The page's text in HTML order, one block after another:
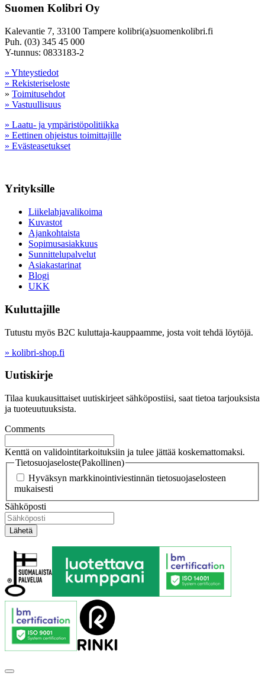
Suomen Kolibri Oy
Kalevantie 7, 33100 Tampere kolibri(a)suomenkolibri.fi
Puh. (03) 345 45 000
Y-tunnus: 0833183-2
» Yhteystiedot
» Rekisteriseloste
» Toimitusehdot
» Vastuullisuus
» Laatu- ja ympäristöpolitiikka
» Eettinen ohjeistus toimittajille
» Evästeasetukset
Yrityksille
Liikelahjavalikoima
Kuvastot
Ajankohtaista
Sopimusasiakkuus
Sunnittelupalvelut
Asiakastarinat
Blogi
UKK
Kuluttajille
Tutustu myös B2C kuluttaja-kauppaamme, josta voit tehdä löytöjä.
» kolibri-shop.fi
Uutiskirje
Tilaa kuukausittaiset uutiskirjeet sähköpostiisi, saat tietoa tarjouksista
ja tuoteuutuuksista.
Comments
Kenttä on validointitarkoituksiin ja tulee jättää koskemattomaksi.
Tietosuojaseloste(Pakollinen)
Hyväksyn markkinointiviestinnän tietosuojaselosteen
mukaisesti
Sähköposti